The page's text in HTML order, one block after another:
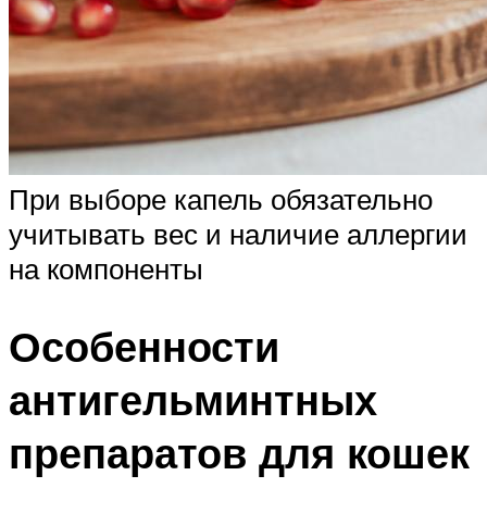
При выборе капель обязательно
учитывать вес и наличие аллергии
на компоненты
Особенности
антигельминтных
препаратов для кошек